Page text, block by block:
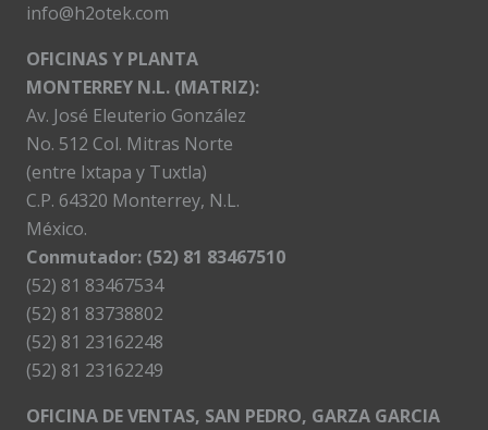
info@h2otek.com
OFICINAS Y PLANTA
MONTERREY N.L. (MATRIZ):
Av. José Eleuterio González
No. 512 Col. Mitras Norte
(entre Ixtapa y Tuxtla)
C.P. 64320 Monterrey, N.L.
México.
Conmutador: (52) 81 83467510
(52) 81 83467534
(52) 81 83738802
(52) 81 23162248
(52) 81 23162249
OFICINA DE VENTAS, SAN PEDRO, GARZA GARCIA